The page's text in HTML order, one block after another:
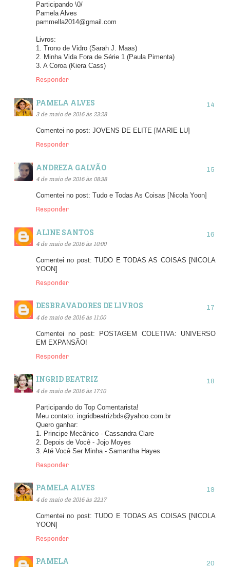
Participando \0/
Pamela Alves
pammella2014@gmail.com
Livros:
1. Trono de Vidro (Sarah J. Maas)
2. Minha Vida Fora de Série 1 (Paula Pimenta)
3. A Coroa (Kiera Cass)
Responder
PAMELA ALVES
3 de maio de 2016 às 23:28
Comentei no post: JOVENS DE ELITE [MARIE LU]
Responder
ANDREZA GALVÃO
4 de maio de 2016 às 08:38
Comentei no post: Tudo e Todas As Coisas [Nicola Yoon]
Responder
ALINE SANTOS
4 de maio de 2016 às 10:00
Comentei no post: TUDO E TODAS AS COISAS [NICOLA
YOON]
Responder
DESBRAVADORES DE LIVROS
4 de maio de 2016 às 11:00
Comentei no post: POSTAGEM COLETIVA: UNIVERSO
EM EXPANSÃO!
Responder
INGRID BEATRIZ
4 de maio de 2016 às 17:10
Participando do Top Comentarista!
Meu contato: ingridbeatrizbds@yahoo.com.br
Quero ganhar:
1. Principe Mecânico - Cassandra Clare
2. Depois de Você - Jojo Moyes
3. Até Você Ser Minha - Samantha Hayes
Responder
PAMELA ALVES
4 de maio de 2016 às 22:17
Comentei no post: TUDO E TODAS AS COISAS [NICOLA
YOON]
Responder
PAMELA